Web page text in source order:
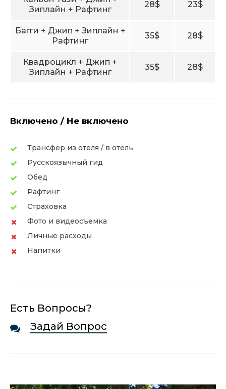
Зиплайн + Рафтинг
28$ 23$
Багги + Джип + Зиплайн +
Рафтинг
35$ 28$
Квадроцикл + Джип +
Зиплайн + Рафтинг
35$ 28$
Включено / Не включено
Трансфер из отеля / в отель
Русскоязычный гид
Обед
Рафтинг
Страховка
Фото и видеосъемка
Личные расходы
Напитки
Есть Вопросы?
Задай Вопрос